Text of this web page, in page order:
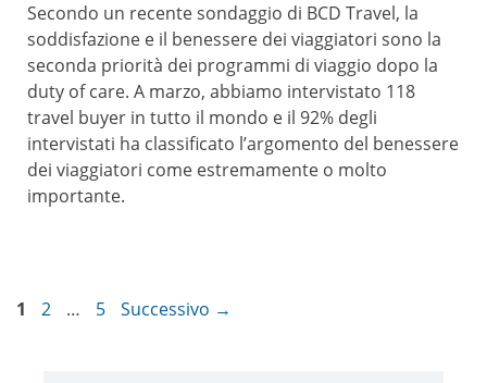
Secondo un recente sondaggio di BCD Travel, la
soddisfazione e il benessere dei viaggiatori sono la
seconda priorità dei programmi di viaggio dopo la
duty of care. A marzo, abbiamo intervistato 118
travel buyer in tutto il mondo e il 92% degli
intervistati ha classificato l’argomento del benessere
dei viaggiatori come estremamente o molto
importante.
Pagina
1 Pagina
2 … Pagina
5 Successivo →